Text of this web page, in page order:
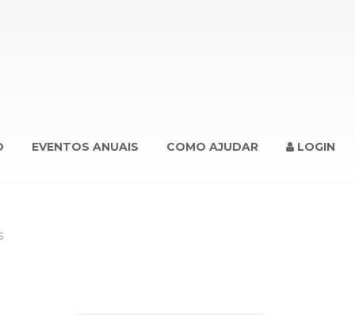
EVENTOS ANUAIS COMO AJUDAR LOGIN